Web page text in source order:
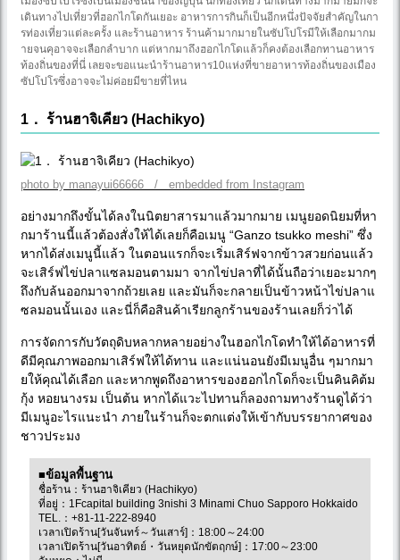
เดินทางไปเที่ยวที่ฮอกไกโดกันเยอะ อาหารการกินก็เป็นอีกหนึ่งปัจจัยสำคัญในกา
รท่องเที่ยวแต่ละครั้ง และร้านอาหาร ร้านค้ามากมายในซัปโปโรมีให้เลือกมากม
ายจนคุอาจจะเลือกลำบาก แต่หากมาถึงฮอกไกโดแล้วก็คงต้องเลือกทานอาหาร
ท้องถิ่นของที่นี่ เลยจะขอแนะนำร้านอาหาร10แห่งที่ขายอาหารท้องถิ่นของเมือง
ซัปโปโรซึ่งอาจจะไม่ค่อยมีขายที่ไหน
1． ร้านฮาจิเคียว (Hachikyo)
photo by manayui66666 / embedded from Instagram
อย่างมากถึงขั้นได้ลงในนิตยาสารมาแล้วมากมาย เมนูยอดนิยมที่หา
กมาร้านนี้แล้วต้องสั่งให้ได้เลยก็คือเมนู “Ganzo tsukko meshi” ซึ่ง
หากได้ส่งเมนูนี้แล้ว ในตอนแรกก็จะเริ่มเสิร์ฟจากข้าวสวยก่อนแล้ว
จะเสิร์ฟไข่ปลาแซลมอนตามมา จากไข่ปลาที่ได้นั้นถือว่าเยอะมากๆ
ถึงกับล้นออกมาจากถ้วยเลย และมันก็จะกลายเป็นข้าวหน้าไข่ปลาแ
ซลมอนนั้นเอง และนี่ก็คือสินค้าเรียกลูกร้านของร้านเลยก็ว่าได้
การจัดการกับวัตถุดิบหลากหลายอย่างในฮอกไกโดทำให้ได้อาหารที่
ดีมีคุณภาพออกมาเสิร์ฟให้ได้ทาน และแน่นอนยังมีเมนูอื่น ๆมากมา
ยให้คุณได้เลือก และหากพูดถึงอาหารของฮอกไกโดก็จะเป็นคินคิต้ม
กุ้ง หอยนางรม เป็นต้น หากได้แวะไปทานก็ลองถามทางร้านดูได้ว่า
มีเมนูอะไรแนะนำ ภายในร้านก็จะตกแต่งให้เข้ากับบรรยากาศของ
ชาวประมง
■ข้อมูลพื้นฐาน
ชื่อร้าน：ร้านฮาจิเคียว (Hachikyo)
ที่อยู่：1Fcapital building 3nishi 3 Minami Chuo Sapporo Hokkaido
TEL.：+81-11-222-8940
เวลาเปิดร้าน[วันจันทร์～วันเสาร์]：18:00～24:00
เวลาเปิดร้าน[วันอาทิตย์・วันหยุดนักขัตฤกษ์]：17:00～23:00